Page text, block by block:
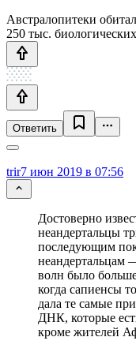
Австралопитеки
250 тыс.
Ответить
trir7 июн 2019 в 07:56
Достоверно
неандертальцы
последующим
неандертальцам
волн было
когда сапиенсы
дала те самые
ДНК, которые
кроме жителей